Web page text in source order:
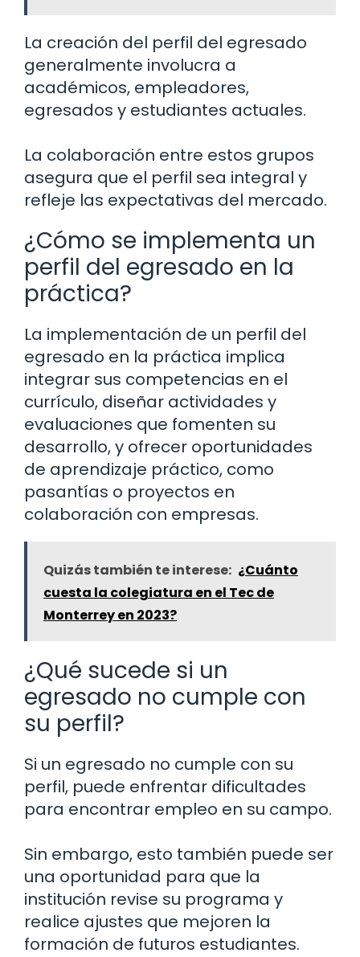
La creación del perfil del egresado
generalmente involucra a
académicos, empleadores,
egresados y estudiantes actuales.
La colaboración entre estos grupos
asegura que el perfil sea integral y
refleje las expectativas del mercado.
¿Cómo se implementa un
perfil del egresado en la
práctica?
La implementación de un perfil del
egresado en la práctica implica
integrar sus competencias en el
currículo, diseñar actividades y
evaluaciones que fomenten su
desarrollo, y ofrecer oportunidades
de aprendizaje práctico, como
pasantías o proyectos en
colaboración con empresas.
Quizás también te interese: ¿Cuánto
cuesta la colegiatura en el Tec de
Monterrey en 2023?
¿Qué sucede si un
egresado no cumple con
su perfil?
Si un egresado no cumple con su
perfil, puede enfrentar dificultades
para encontrar empleo en su campo.
Sin embargo, esto también puede ser
una oportunidad para que la
institución revise su programa y
realice ajustes que mejoren la
formación de futuros estudiantes.